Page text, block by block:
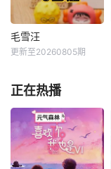
毛雪汪
更新至20260805期
正在热播